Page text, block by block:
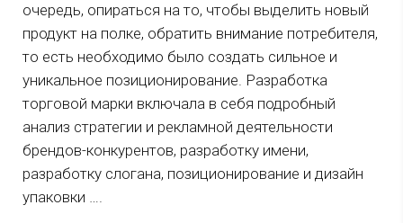
очередь, опираться на то, чтобы выделить новый
продукт на полке, обратить внимание потребителя,
то есть необходимо было создать сильное и
уникальное позиционирование. Разработка
торговой марки включала в себя подробный
анализ стратегии и рекламной деятельности
брендов-конкурентов, разработку имени,
разработку слогана, позиционирование и дизайн
упаковки ….